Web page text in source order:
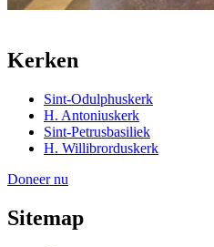
Kerken
Sint-Odulphuskerk
H. Antoniuskerk
Sint-Petrusbasiliek
H. Willibrorduskerk
Doneer nu
Sitemap